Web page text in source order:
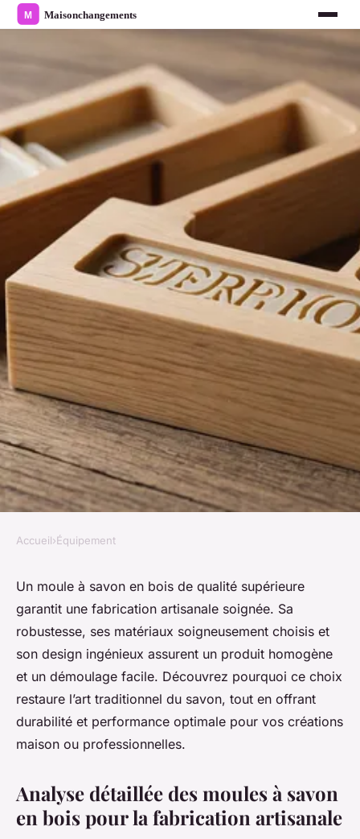
ÉQUIPEMENT
Les secrets d'un moule à savon
bois de qualité supérieure
Julien•3 septembre 2025•3 min de lecture
Accueil›Équipement
Un moule à savon en bois de qualité supérieure
garantit une fabrication artisanale soignée. Sa
robustesse, ses matériaux soigneusement choisis et
son design ingénieux assurent un produit homogène
et un démoulage facile. Découvrez pourquoi ce choix
restaure l’art traditionnel du savon, tout en offrant
durabilité et performance optimale pour vos créations
maison ou professionnelles.
Analyse détaillée des moules à savon
en bois pour la fabrication artisanale